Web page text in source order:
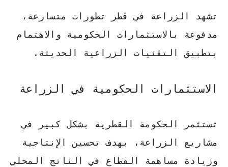
تشهد الزراعة في قطر تطورات متسارعة،
مدفوعة بالاستثمارات الحكومية والاهتمام
بتطبيق التقنيات الزراعية الحديثة.
الاستثمارات الحكومية في الزراعة
تستثمر الحكومة القطرية بشكل كبير في
مشاريع الزراعة، بهدف تحسين الإنتاجية
وزيادة مساهمة القطاع في الناتج المحلي